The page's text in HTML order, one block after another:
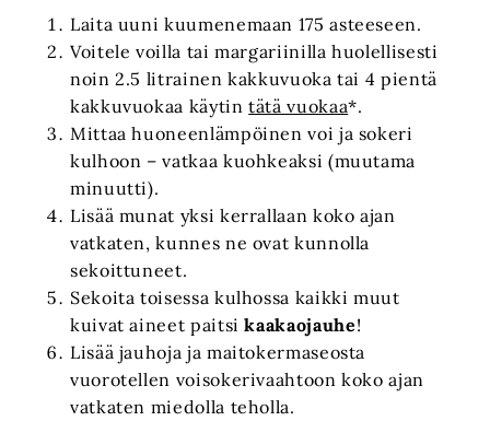
Laita uuni kuumenemaan 175 asteeseen.
Voitele voilla tai margariinilla huolellisesti
noin 2.5 litrainen kakkuvuoka tai 4 pientä
kakkuvuokaa käytintätä vuokaa*.
Mittaa huoneenlämpöinen voi ja sokeri
kulhoon – vatkaa kuohkeaksi (muutama
minuutti).
Lisää munat yksi kerrallaan koko ajan
vatkaten, kunnes ne ovat kunnolla
sekoittuneet.
Sekoita toisessa kulhossa kaikki muut
kuivat aineet paitsikaakaojauhe!
Lisää jauhoja ja maitokermaseosta
vuorotellen voisokerivaahtoon koko ajan
vatkaten miedolla teholla.